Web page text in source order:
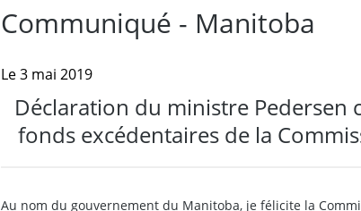
Communiqué - Manitoba
Le 3 mai 2019
Déclaration du ministre
fonds excédentaires de la
Au nom du gouvernement du Manitoba, je félicite la